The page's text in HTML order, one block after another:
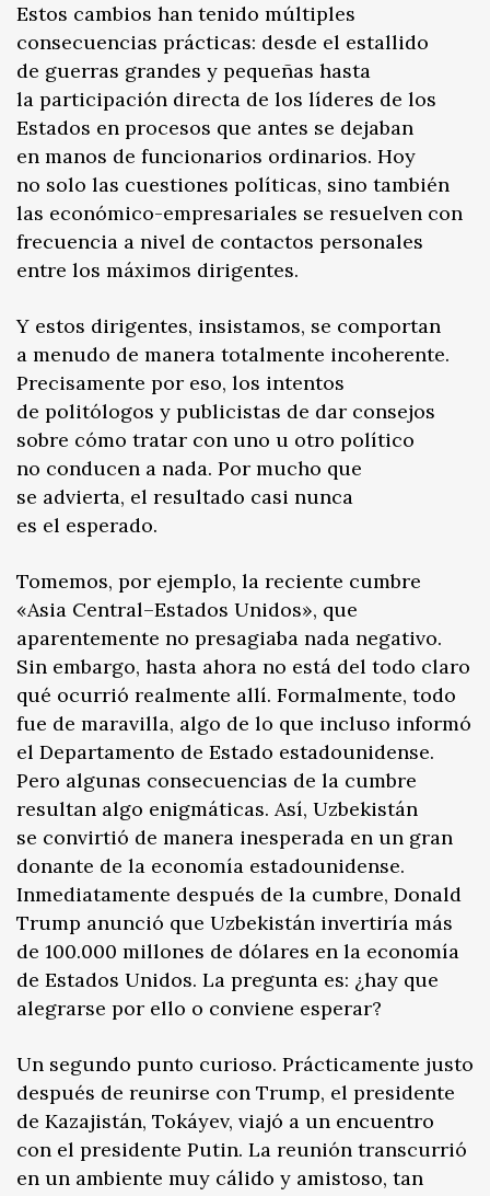
Estos cambios han tenido múltiples
consecuencias prácticas: desde el estallido
de guerras grandes y pequeñas hasta
la participación directa de los líderes de los
Estados en procesos que antes se dejaban
en manos de funcionarios ordinarios. Hoy
no solo las cuestiones políticas, sino también
las económico-empresariales se resuelven con
frecuencia a nivel de contactos personales
entre los máximos dirigentes.
Y estos dirigentes, insistamos, se comportan
a menudo de manera totalmente incoherente.
Precisamente por eso, los intentos
de politólogos y publicistas de dar consejos
sobre cómo tratar con uno u otro político
no conducen a nada. Por mucho que
se advierta, el resultado casi nunca
es el esperado.
Tomemos, por ejemplo, la reciente cumbre
«Asia Central–Estados Unidos», que
aparentemente no presagiaba nada negativo.
Sin embargo, hasta ahora no está del todo claro
qué ocurrió realmente allí. Formalmente, todo
fue de maravilla, algo de lo que incluso informó
el Departamento de Estado estadounidense.
Pero algunas consecuencias de la cumbre
resultan algo enigmáticas. Así, Uzbekistán
se convirtió de manera inesperada en un gran
donante de la economía estadounidense.
Inmediatamente después de la cumbre, Donald
Trump anunció que Uzbekistán invertiría más
de 100.000 millones de dólares en la economía
de Estados Unidos. La pregunta es: ¿hay que
alegrarse por ello o conviene esperar?
Un segundo punto curioso. Prácticamente justo
después de reunirse con Trump, el presidente
de Kazajistán, Tokáyev, viajó a un encuentro
con el presidente Putin. La reunión transcurrió
en un ambiente muy cálido y amistoso, tan